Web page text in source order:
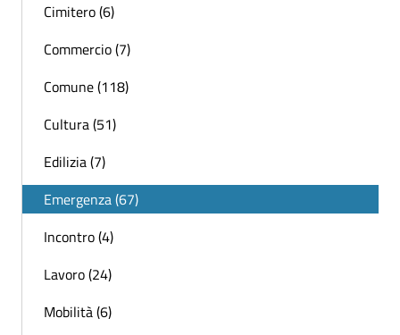
Cimitero (6)
Commercio (7)
Comune (118)
Cultura (51)
Edilizia (7)
Emergenza (67)
Incontro (4)
Lavoro (24)
Mobilità (6)